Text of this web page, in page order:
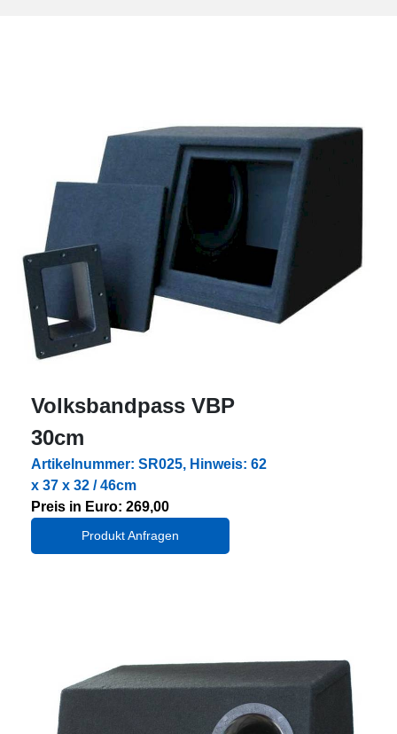
Volksbandpass VBP
30cm
Artikelnummer: SR025, Hinweis: 62
x 37 x 32 / 46cm
Preis in Euro: 269,00
Produkt Anfragen